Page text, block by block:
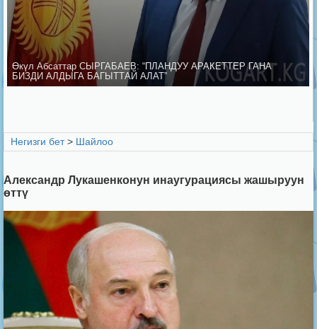
Өкүл Абсаттар СЫРГАБАЕВ: “ПЛАНДУУ АРАКЕТТЕР ГАНА
БИЗДИ АЛДЫГА БАГЫТТАЙ АЛАТ”
Негизги бет> Шайлоо
Александр Лукашенконун инаугурациясы жашыруун
өттү